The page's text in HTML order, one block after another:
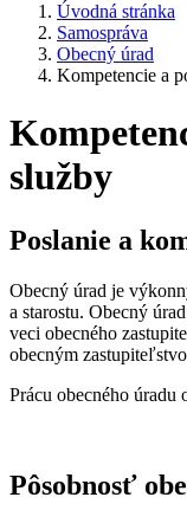
Úvodná stránka
Samospráva
Obecný úrad
Kompetencie a
služby
Poslanie a
Obecný úrad je
a starostu. Obecný
veci obecného
obecným
Prácu obecného úradu
Pôsobnosť